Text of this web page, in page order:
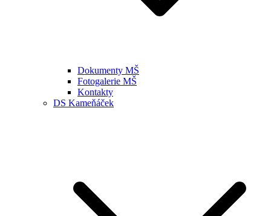
Dokumenty MŠ
Fotogalerie MŠ
Kontakty
DS Kameňáček